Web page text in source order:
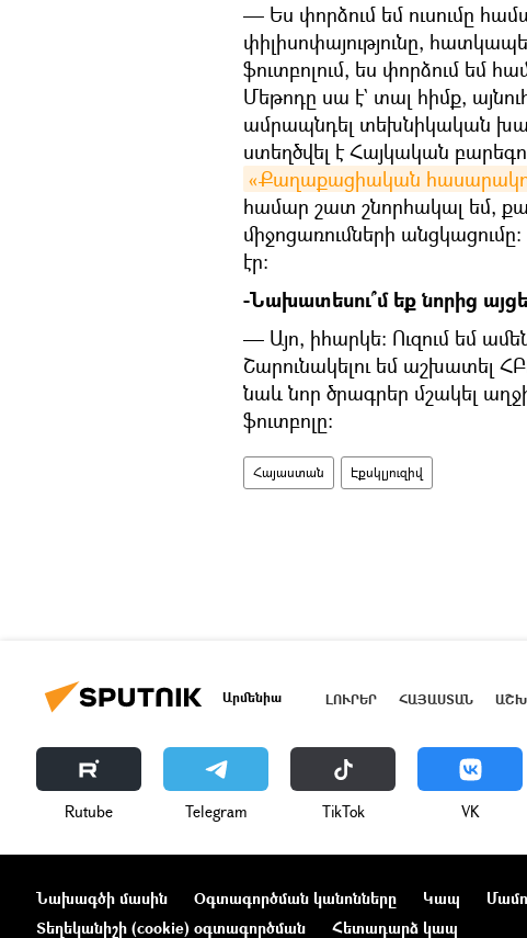
— Ես փորձում եմ ուսումը
փիլիսոփայությունը,
ֆուտբոլում, ես փորձում եմ
Մեթոդը սա է` տալ հիմք,
ամրապնդել տեխնիկական
ստեղծվել է Հայկական
«Քաղաքացիական
համար շատ շնորհակալ եմ,
միջոցառումների
էր:
-Նախատեսու՞մ եք նորից
— Այո, իհարկե: Ուզում եմ
Շարունակելու եմ աշխատել
նաև նոր ծրագրեր մշակել
ֆուտբոլը:
Հայաստան Էքսկլյուզիվ
Արմենիա ԼՈՒՐԵՐ ՀԱՅԱՍՏԱՆ
Rutube Telegram ТikТоk VK
Նախագծի մասին Օգտագործման կանոնները Կապ
Տեղեկանիշի (cookie) օգտագործման
Հետադարձ կապ